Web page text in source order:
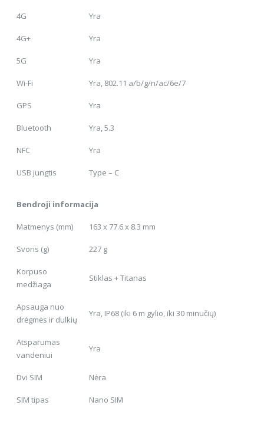
4G Yra
4G+ Yra
5G Yra
Wi-Fi Yra, 802.11 a/b/g/n/ac/6e/7
GPS Yra
Bluetooth Yra, 5.3
NFC Yra
USB jungtis Type – C
Bendroji informacija
Matmenys (mm) 163 x 77.6 x 8.3 mm
Svoris (g) 227 g
Korpuso
medžiaga
Stiklas + Titanas
Apsauga nuo
drėgmės ir dulkių
Yra, IP68 (iki 6 m gylio, iki 30 minučių)
Atsparumas
vandeniui
Yra
Dvi SIM Nėra
SIM tipas Nano SIM